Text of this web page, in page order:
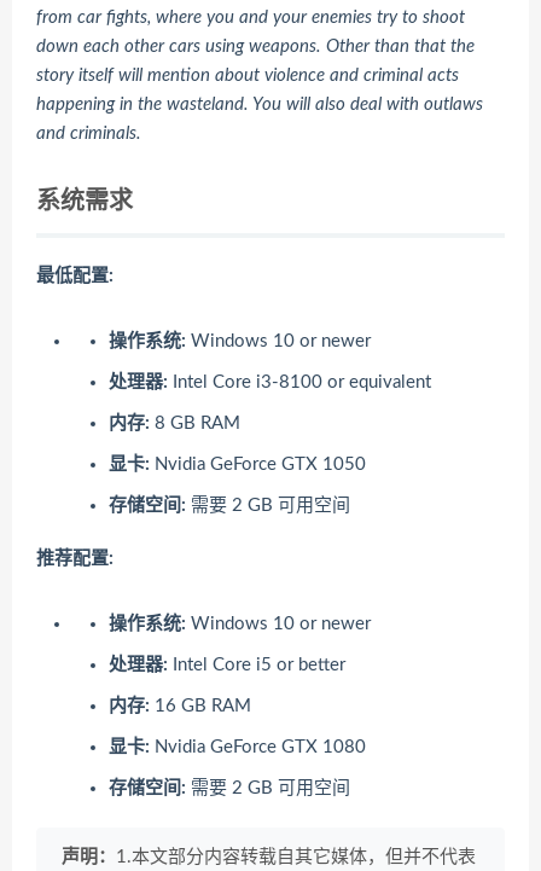
from car fights, where you and your enemies try to shoot
down each other cars using weapons. Other than that the
story itself will mention about violence and criminal acts
happening in the wasteland. You will also deal with outlaws
and criminals.
系统需求
最低配置:
操作系统: Windows 10 or newer
处理器: Intel Core i3-8100 or equivalent
内存: 8 GB RAM
显卡: Nvidia GeForce GTX 1050
存储空间: 需要 2 GB 可用空间
推荐配置:
操作系统: Windows 10 or newer
处理器: Intel Core i5 or better
内存: 16 GB RAM
显卡: Nvidia GeForce GTX 1080
存储空间: 需要 2 GB 可用空间
声明： 1.本文部分内容转载自其它媒体，但并不代表